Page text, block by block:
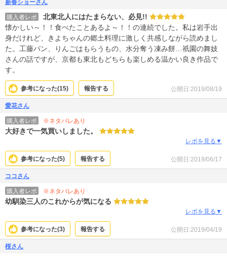
新春ショーさん
購入者レポ
北東北人にはたまらない、必見!!
懐かしい～！！食べたことあるよ～！！の連続でした。私は岩手出
身だけれど、きよちゃんの郷土料理に激しく共感しながら読めまし
た。工藤パン、りんごはもらうもの、水分奪う凍み餅…祇園の舞妓
さんの話ですが、京都も東北もどちらも楽しめる温かい良き作品で
す。
公開日:2019/08/19
参考になった(15) 報告する
愛花さん
購入者レポ ※ネタバレあり
大好きで一気買いしました。
レポを見る▼
公開日:2019/06/17
参考になった(5) 報告する
ココさん
購入者レポ ※ネタバレあり
幼馴染三人のこれからが気になる
レポを見る▼
公開日:2019/04/19
参考になった(3) 報告する
桜さん